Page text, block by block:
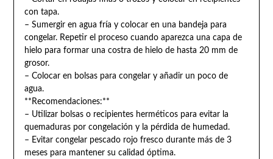
con tapa.
– Sumergir en agua fría y colocar en una bandeja para
congelar. Repetir el proceso cuando aparezca una capa de
hielo para formar una costra de hielo de hasta 20 mm de
grosor.
– Colocar en bolsas para congelar y añadir un poco de
agua.
**Recomendaciones:**
– Utilizar bolsas o recipientes herméticos para evitar la
quemaduras por congelación y la pérdida de humedad.
– Evitar congelar pescado rojo fresco durante más de 3
meses para mantener su calidad óptima.